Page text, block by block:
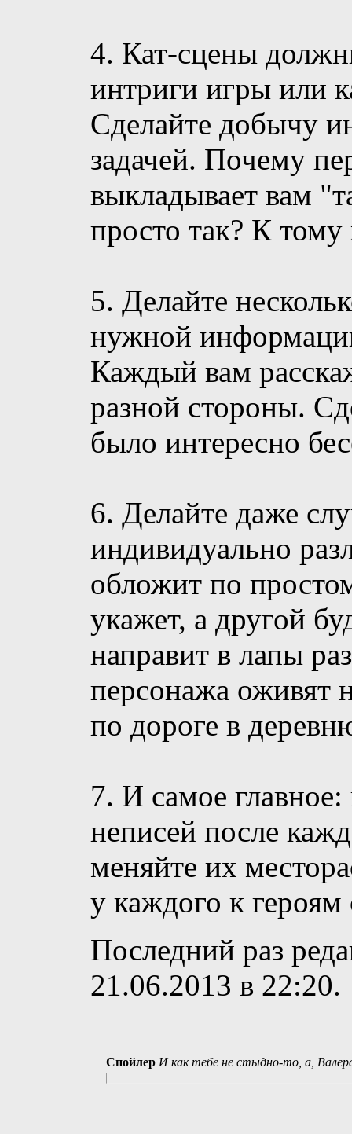
4. Кат-сцены
интриги игры или
Сделайте добычу
задачей. Почему
выкладывает вам
просто так? К
5. Делайте
нужной
Каждый вам
разной стороны.
было интересно
6. Делайте даже
индивидуально
обложит по
укажет, а другой
направит в лапы
персонажа оживят
по дороге в
7. И самое
неписей после
меняйте их
у каждого к
Последний раз
21.06.2013 в 22:20.
Спойлер И как тебе не стыдно-то, а,